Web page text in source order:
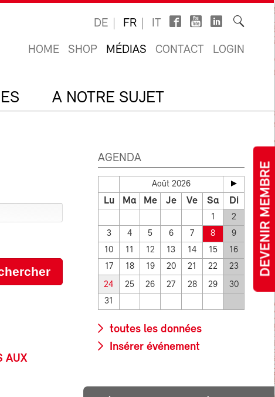
DEVENIR MEMBRE
DE FR IT
HOME SHOP MÉDIAS CONTACT LOGIN
A NOTRE SUJET
AUX
AGENDA
Août 2026
Lu Ma Me Je Ve Sa Di
1
2
3
4 5 6 7 8
9
10
11 12 13 14 15
16
17
18 19 20 21 22 23
24 25 26 27 28 29
30
31
toutes les données
Insérer événement